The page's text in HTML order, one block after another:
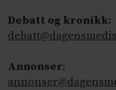
Debatt og kronikk:
Annonser: